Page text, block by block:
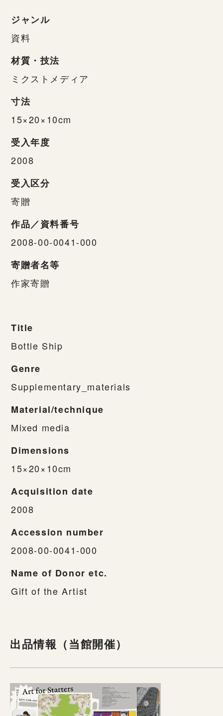
ジャンル
資料
材質・技法
ミクストメディア
寸法
15×20×10cm
受入年度
2008
受入区分
寄贈
作品／資料番号
2008-00-0041-000
寄贈者名等
作家寄贈
Title
Bottle Ship
Genre
Supplementary_materials
Material/technique
Mixed media
Dimensions
15×20×10cm
Acquisition date
2008
Accession number
2008-00-0041-000
Name of Donor etc.
Gift of the Artist
出品情報（当館開催）